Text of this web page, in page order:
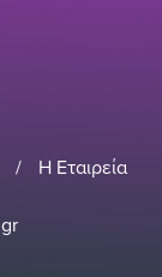
/ Η Εταιρεία